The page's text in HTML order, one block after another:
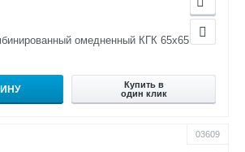
омедненный КГК 65х65
Купить в
один клик
03609